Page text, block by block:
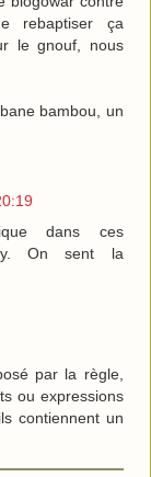
rebaptiser ça
le gnouf, nous
bambou, un
dans ces
On sent la
par la règle,
ou expressions
contiennent un